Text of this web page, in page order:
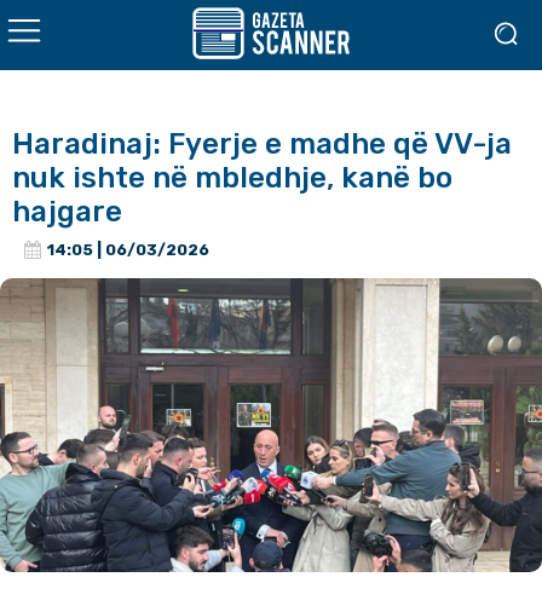
Haradinaj: Fyerje e madhe që VV-ja
nuk ishte në mbledhje, kanë bo
hajgare
14:05 | 06/03/2026